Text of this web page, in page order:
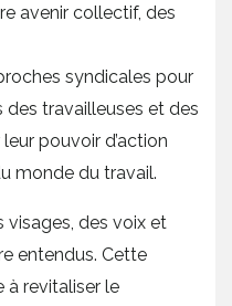
avenir collectif, des
syndicales pour
travailleuses et des
pouvoir d’action
monde du travail.
visages, des voix et
entendus. Cette
à revitaliser le